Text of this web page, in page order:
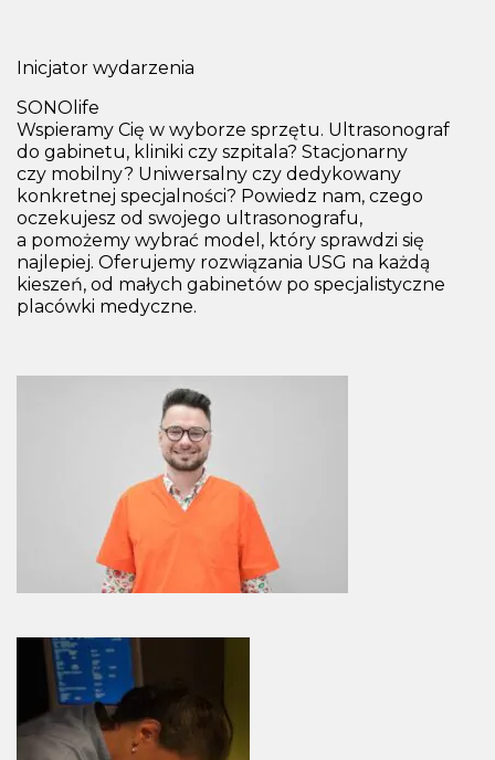
Inicjator wydarzenia
SONOlife
Wspieramy Cię w wyborze sprzętu. Ultrasonograf
do gabinetu, kliniki czy szpitala? Stacjonarny
czy mobilny? Uniwersalny czy dedykowany
konkretnej specjalności? Powiedz nam, czego
oczekujesz od swojego ultrasonografu,
a pomożemy wybrać model, który sprawdzi się
najlepiej. Oferujemy rozwiązania USG na każdą
kieszeń, od małych gabinetów po specjalistyczne
placówki medyczne.